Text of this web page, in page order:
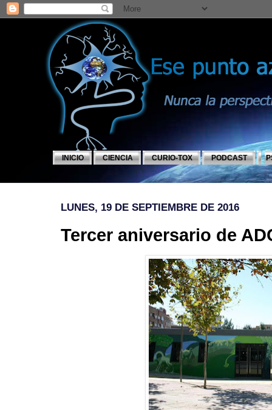
INICIO CIENCIA CURIO-TOX PODCAST
LUNES, 19 DE SEPTIEMBRE DE 2016
Tercer aniversario de